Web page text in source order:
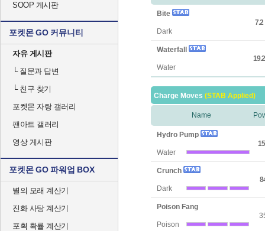
SOOP 게시판
포켓몬 GO 커뮤니티
자유 게시판
└질문과 답변
└친구 찾기
포켓몬 자랑 갤러리
팬아트 갤러리
영상 게시판
포켓몬 GO 파워업 BOX
별의 모래 계산기
진화 사탕 계산기
포획 확률 계산기
Bite
Dark
7.2
Waterfall
Water
19.2
Charge Moves (STAB Applied)
Name
Hydro Pump
Water
Crunch
Dark
Poison Fang
Poison